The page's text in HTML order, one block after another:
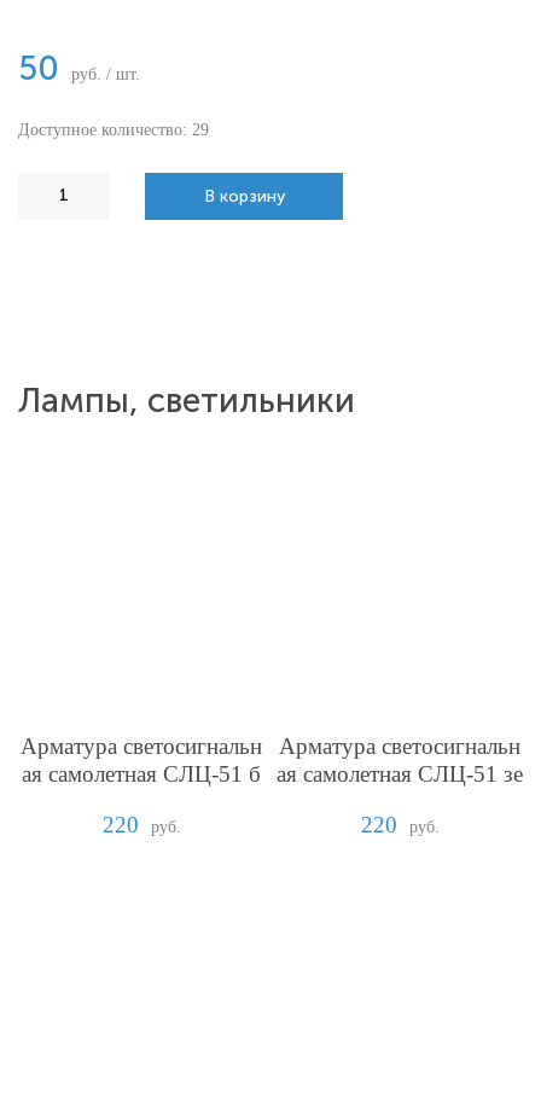
50 руб. / шт.
Доступное количество: 29
В корзину
Лампы, светильники
Арматура светосигнальн
ая самолетная СЛЦ-51 б
220
руб.
Арматура светосигнальн
ая самолетная СЛЦ-51 зе
220
руб.